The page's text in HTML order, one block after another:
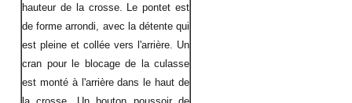
hauteur de la crosse. Le pontet est
de forme arrondi, avec la détente qui
est pleine et collée vers l'arrière. Un
cran pour le blocage de la culasse
est monté à l'arrière dans le haut de